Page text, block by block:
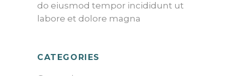
do eiusmod tempor incididunt ut
labore et dolore magna
CATEGORIES